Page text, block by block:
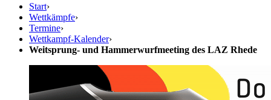
Start›
Wettkämpfe›
Termine›
Wettkampf-Kalender›
Weitsprung- und Hammerwurfmeeting des LAZ Rhede